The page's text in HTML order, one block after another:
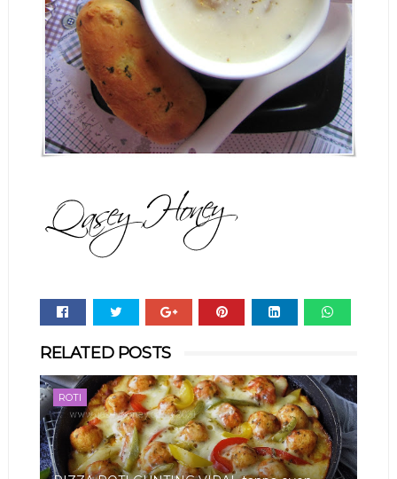
RELATED POSTS
ROTI